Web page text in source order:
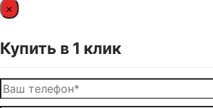
×
Купить в 1 клик